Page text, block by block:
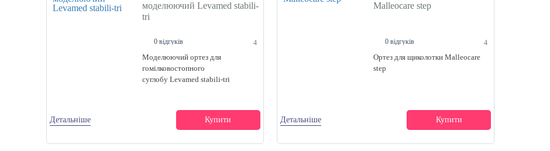
моделюючий Levamed stabili-
tri
0 відгуків 4
Моделюючий ортез для
гомілковостопного
суглобу Levamed stabili-tri
Детальніше Купити
Malleocare step
0 відгуків 4
Ортез для щиколотки Malleocare
step
Детальніше Купити